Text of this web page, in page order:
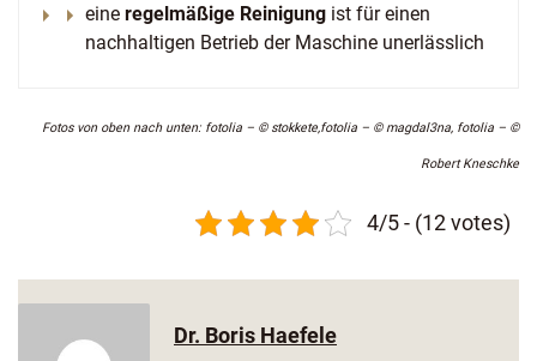
eine regelmäßige Reinigung ist für einen
nachhaltigen Betrieb der Maschine unerlässlich
Fotos von oben nach unten: fotolia – © stokkete,fotolia – © magdal3na, fotolia – ©
Robert Kneschke
4/5 - (12 votes)
Dr. Boris Haefele